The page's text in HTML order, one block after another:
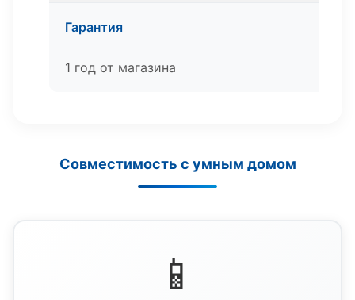
Гарантия
1 год от магазина
Совместимость с умным домом
📱